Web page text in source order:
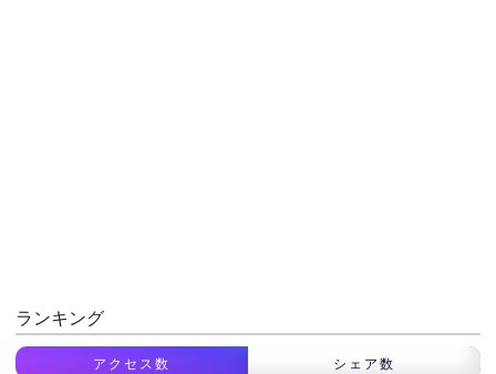
ランキング
アクセス数 シェア数